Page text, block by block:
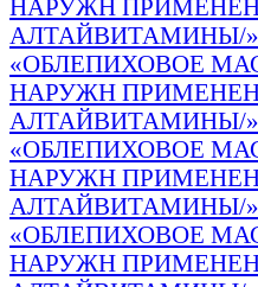
НАРУЖН
АЛТАЙВИТАМИНЫ/»
«ОБЛЕПИХОВОЕ
НАРУЖН
АЛТАЙВИТАМИНЫ/»
«ОБЛЕПИХОВОЕ
НАРУЖН
АЛТАЙВИТАМИНЫ/» в
«ОБЛЕПИХОВОЕ
НАРУЖН